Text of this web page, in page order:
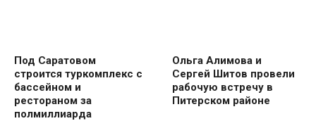
Под Саратовом
строится туркомплекс с
бассейном и
рестораном за
полмиллиарда
Ольга Алимова и
Сергей Шитов провели
рабочую встречу в
Питерском районе